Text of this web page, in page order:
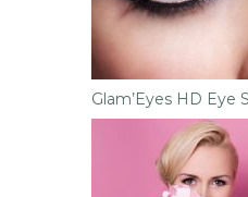
Glam’Eyes HD Eye